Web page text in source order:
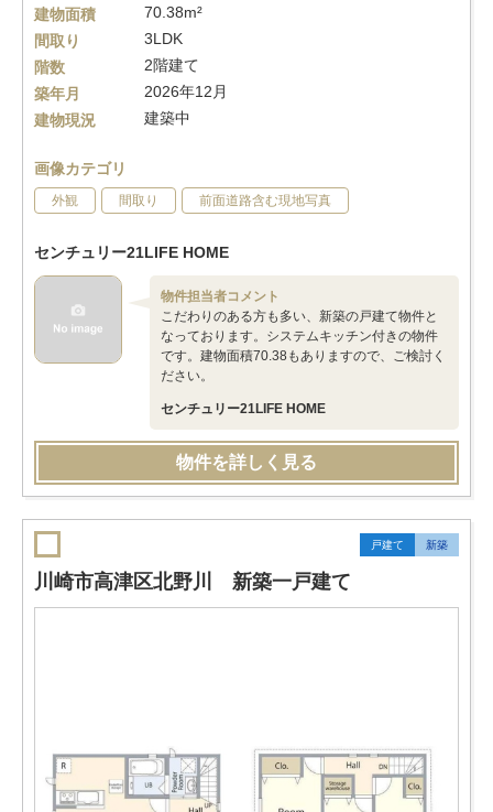
建物面積
70.38m²
間取り
3LDK
階数
2階建て
築年月
2026年12月
建物現況
建築中
画像カテゴリ
外観 間取り 前面道路含む現地写真
センチュリー21LIFE HOME
物件担当者コメント
こだわりのある方も多い、新築の戸建て物件と
なっております。システムキッチン付きの物件
です。建物面積70.38もありますので、ご検討く
ださい。
センチュリー21LIFE HOME
物件を詳しく見る
戸建て 新築
川崎市高津区北野川 新築一戸建て